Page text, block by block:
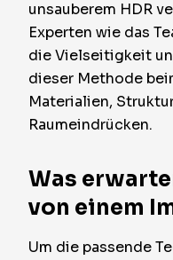
unsauberem HDR
Experten wie das
die Vielseitigkeit
dieser Methode
Materialien,
Raumeindrücken.
Was
von einem
Um die passende